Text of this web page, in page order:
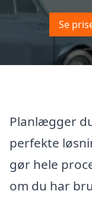
Se
Planlægger
perfekte
gør hele
om du har